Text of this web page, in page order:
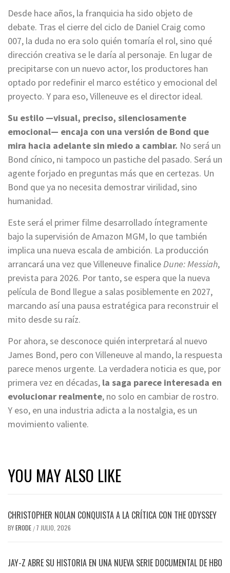
Desde hace años, la franquicia ha sido objeto de
debate. Tras el cierre del ciclo de Daniel Craig como
007, la duda no era solo quién tomaría el rol, sino qué
dirección creativa se le daría al personaje. En lugar de
precipitarse con un nuevo actor, los productores han
optado por redefinir el marco estético y emocional del
proyecto. Y para eso, Villeneuve es el director ideal.
Su estilo —visual, preciso, silenciosamente
emocional— encaja con una versión de Bond que
mira hacia adelante sin miedo a cambiar. No será un
Bond cínico, ni tampoco un pastiche del pasado. Será un
agente forjado en preguntas más que en certezas. Un
Bond que ya no necesita demostrar virilidad, sino
humanidad.
Este será el primer filme desarrollado íntegramente
bajo la supervisión de Amazon MGM, lo que también
implica una nueva escala de ambición. La producción
arrancará una vez que Villeneuve finaliceDune: Messiah,
prevista para 2026. Por tanto, se espera que la nueva
película de Bond llegue a salas posiblemente en 2027,
marcando así una pausa estratégica para reconstruir el
mito desde su raíz.
Por ahora, se desconoce quién interpretará al nuevo
James Bond, pero con Villeneuve al mando, la respuesta
parece menos urgente. La verdadera noticia es que, por
primera vez en décadas, la saga parece interesada en
evolucionar realmente, no solo en cambiar de rostro.
Y eso, en una industria adicta a la nostalgia, es un
movimiento valiente.
YOU MAY ALSO LIKE
CHRISTOPHER NOLAN CONQUISTA A LA CRÍTICA CON THE ODYSSEY
BYERODE / 7 JULIO, 2026
JAY-Z ABRE SU HISTORIA EN UNA NUEVA SERIE DOCUMENTAL DE HBO